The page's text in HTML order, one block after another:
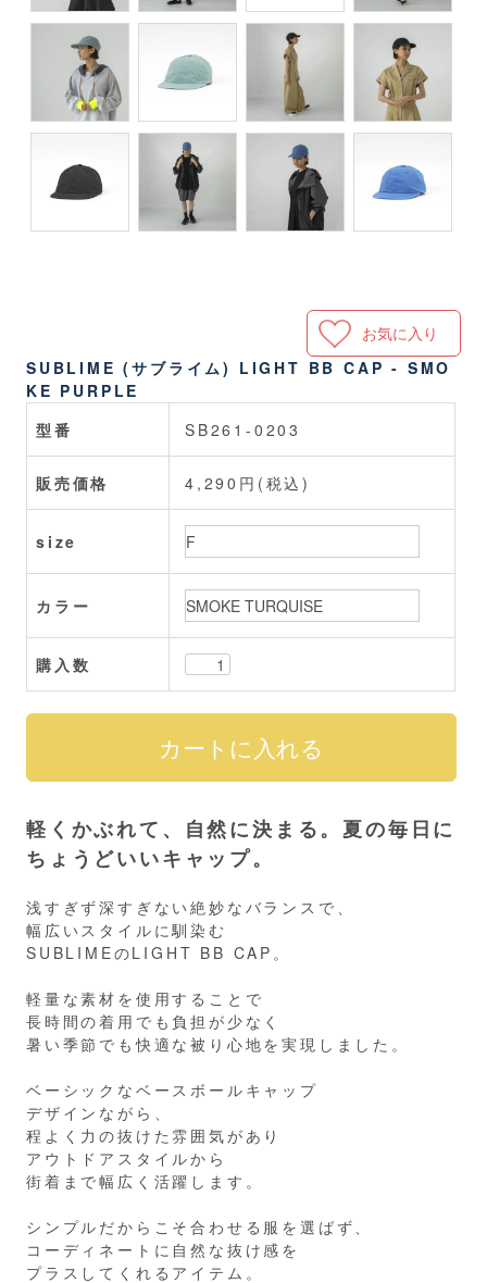
お気に入り
SUBLIME (サブライム) LIGHT BB CAP - SMO
KE PURPLE
型番
SB261-0203
販売価格 4,290円(税込)
size
カラー
購入数
軽くかぶれて、自然に決まる。夏の毎日に
ちょうどいいキャップ。
浅すぎず深すぎない絶妙なバランスで、
幅広いスタイルに馴染む
SUBLIMEのLIGHT BB CAP。
軽量な素材を使用することで
長時間の着用でも負担が少なく
暑い季節でも快適な被り心地を実現しました。
ベーシックなベースボールキャップ
デザインながら、
程よく力の抜けた雰囲気があり
アウトドアスタイルから
街着まで幅広く活躍します。
シンプルだからこそ合わせる服を選ばず、
コーディネートに自然な抜け感を
プラスしてくれるアイテム。